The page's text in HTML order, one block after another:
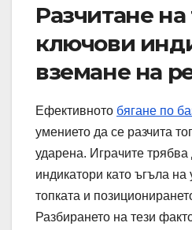
Разчитане на
ключови
вземане на
Ефективното бягане по
умението да се разчита
ударена. Играчите трябва
индикатори като ъгъла на
топката и
Разбирането на тези